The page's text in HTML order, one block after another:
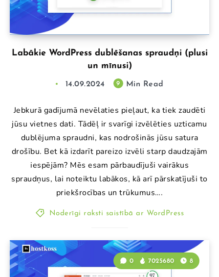
Labākie WordPress dublēšanas spraudņi (plusi
un mīnusi)
14.09.2024 9 Min Read
Jebkurā gadījumā nevēlaties pieļaut, ka tiek zaudēti
jūsu vietnes dati. Tādēļ ir svarīgi izvēlēties uzticamu
dublējuma spraudni, kas nodrošinās jūsu satura
drošību. Bet kā izdarīt pareizo izvēli starp daudzajām
iespējām? Mēs esam pārbaudījuši vairākus
spraudņus, lai noteiktu labākos, kā arī pārskatījuši to
priekšrocības un trūkumus….
Noderīgi raksti saistībā ar WordPress
0 7025680 8